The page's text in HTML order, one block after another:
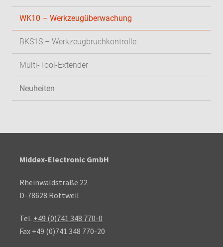
WK10 – Werkzeugüberwachung
BKS1S – Werkzeugbruchkontrolle
Multi-Tool-Extender
Neuheiten
Middex-Electronic GmbH
Rheinwaldstraße 22
D-78628 Rottweil
Tel. +49 (0)741 348 770-0
Fax +49 (0)741 348 770-20